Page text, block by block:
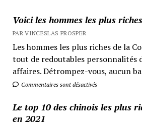
Voici les hommes les plus
PAR VINCESLAS PROSPER
Les hommes les plus riches de la
tout de redoutables personnalités
affaires. Détrompez-vous, aucun
Commentaires sont désactivés
Le top 10 des chinois les plus
en 2021